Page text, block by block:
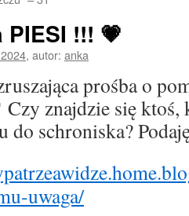
!!! 💗
, autor: anka
prośba o
znajdzie się ktoś,
do schroniska?
uwaga/